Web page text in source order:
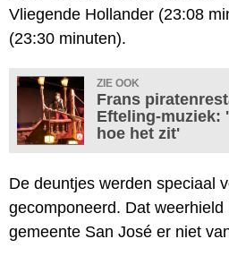
Vliegende Hollander (23:08
(23:30 minuten).
ZIE OOK
Frans
Efteling-muziek:
hoe het zit'
De deuntjes werden speciaal
gecomponeerd. Dat
gemeente San José er niet